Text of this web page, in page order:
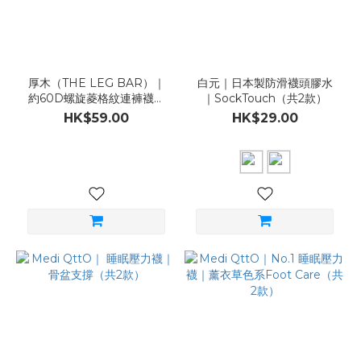
厚木（THE LEG BAR）｜
約60D螺旋菱格紋連褲襪｜
黑／深灰（ML／LL）
HK$59.00
白元｜日本製防滑襪頭膠水
｜SockTouch（共2款）
HK$29.00